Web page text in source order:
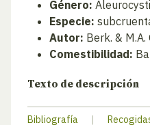
Género:
Especie:
Autor: Berk. &
Comestibilidad:
Texto de descripción
Bibliografía |